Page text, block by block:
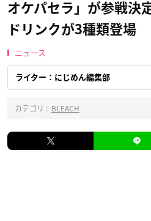
オケパセラ」が参戦決
ドリンクが3種類登場
ニュース
ライター：にじめん編集部
カテゴリ : BLEACH